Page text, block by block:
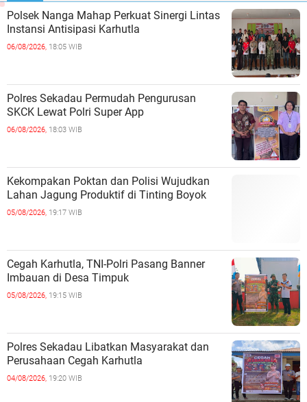
Polsek Nanga Mahap Perkuat Sinergi Lintas
Instansi Antisipasi Karhutla
06/08/2026, 18:05 WIB
Polres Sekadau Permudah Pengurusan
SKCK Lewat Polri Super App
06/08/2026, 18:03 WIB
Kekompakan Poktan dan Polisi Wujudkan
Lahan Jagung Produktif di Tinting Boyok
05/08/2026, 19:17 WIB
Cegah Karhutla, TNI-Polri Pasang Banner
Imbauan di Desa Timpuk
05/08/2026, 19:15 WIB
Polres Sekadau Libatkan Masyarakat dan
Perusahaan Cegah Karhutla
04/08/2026, 19:20 WIB